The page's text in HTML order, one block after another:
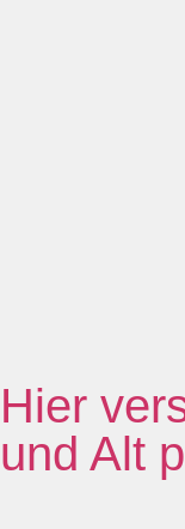
Hier
und Alt